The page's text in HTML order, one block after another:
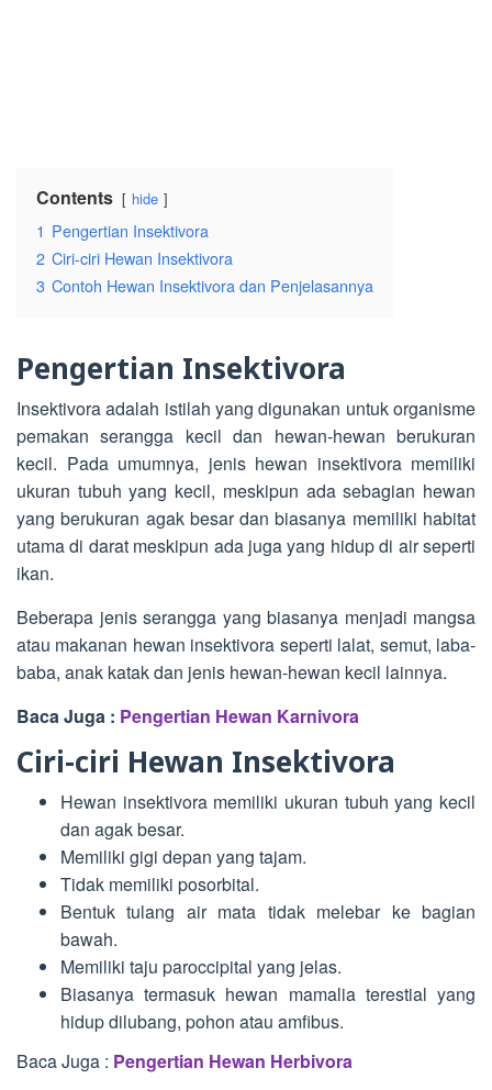
Contents hide
1 Pengertian Insektivora
2 Ciri-ciri Hewan Insektivora
3 Contoh Hewan Insektivora dan Penjelasannya
Pengertian Insektivora
Insektivora adalah istilah yang digunakan untuk organisme
pemakan serangga kecil dan hewan-hewan berukuran
kecil. Pada umumnya, jenis hewan insektivora memiliki
ukuran tubuh yang kecil, meskipun ada sebagian hewan
yang berukuran agak besar dan biasanya memiliki habitat
utama di darat meskipun ada juga yang hidup di air seperti
ikan.
Beberapa jenis serangga yang biasanya menjadi mangsa
atau makanan hewan insektivora seperti lalat, semut, laba-
baba, anak katak dan jenis hewan-hewan kecil lainnya.
Baca Juga : Pengertian Hewan Karnivora
Ciri-ciri Hewan Insektivora
Hewan insektivora memiliki ukuran tubuh yang kecil
dan agak besar.
Memiliki gigi depan yang tajam.
Tidak memiliki posorbital.
Bentuk tulang air mata tidak melebar ke bagian
bawah.
Memiliki taju paroccipital yang jelas.
Biasanya termasuk hewan mamalia terestial yang
hidup dilubang, pohon atau amfibus.
Baca Juga : Pengertian Hewan Herbivora